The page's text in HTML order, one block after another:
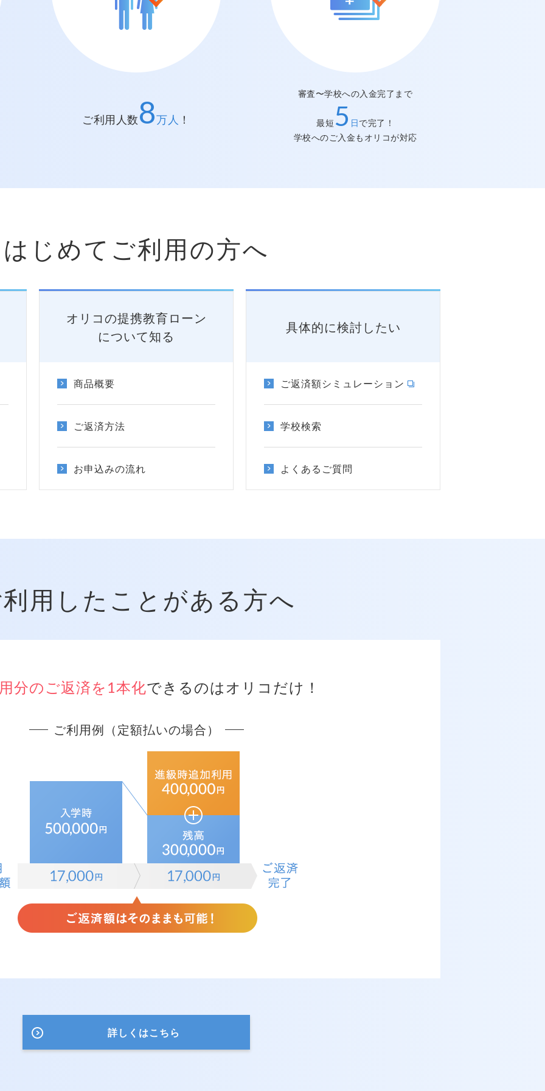
ご利用人数8万人 ！
スピーディー
審査〜学校への入金完了まで
最短 5 日で完了！
学校へのご入金もオリコが対応
はじめてご利用の方へ
オリコの提携教育ローン
について知る
商品概要
ご返済方法
お申込みの流れ
具体的に検討したい
ご返済額シミュレーション
学校検索
よくあるご質問
用したことがある方へ
分のご返済を1本化できるのはオリコだけ！
ご利用例（定額払いの場合）
詳しくはこちら